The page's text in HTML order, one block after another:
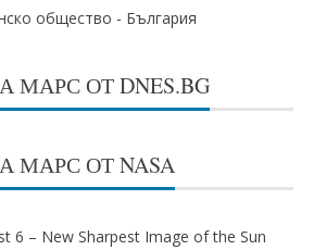
общество - България
МАРС ОТ DNES.BG
МАРС ОТ NASA
6 – New Sharpest Image of the Sun